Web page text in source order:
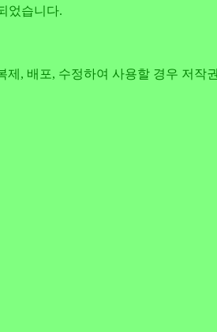
었습니다.
제, 배포, 수정하여 사용할 경우 저작